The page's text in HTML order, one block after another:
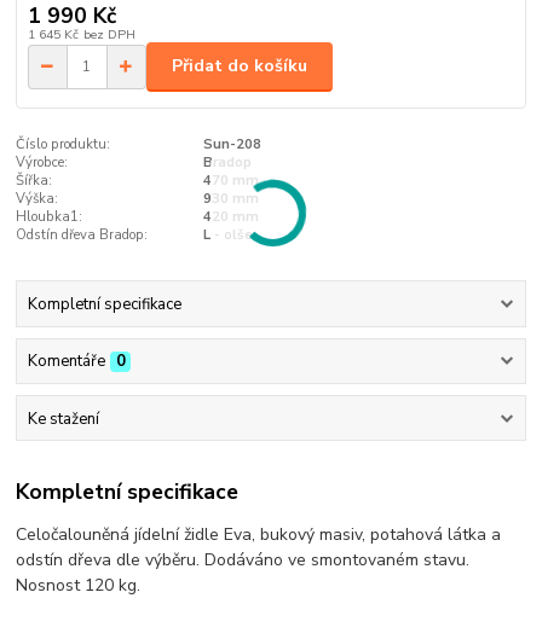
1 990 Kč
1 645 Kč bez DPH
Přidat do košíku
Číslo produktu:
Sun-208
Výrobce:
Bradop
Šířka:
470 mm
Výška:
930 mm
Hloubka1:
420 mm
Odstín dřeva Bradop:
L - olše
Kompletní specifikace
Komentáře 0
Ke stažení
Kompletní specifikace
Celočalouněná jídelní židle Eva, bukový masiv, potahová látka a
odstín dřeva dle výběru. Dodáváno ve smontovaném stavu.
Nosnost 120 kg.